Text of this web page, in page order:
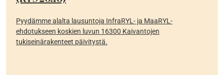
Pyydämme alalta lausuntoja InfraRYL- ja MaaRYL-
ehdotukseen koskien luvun 16300 Kaivantojen
tukiseinärakenteet päivitystä.